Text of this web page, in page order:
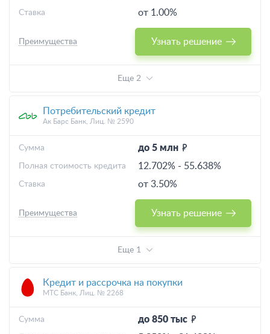
от 1.00%
Ставка
Узнать решение
Преимущества
Еще 2
Потребительский кредит
Ак Барс Банк, Лиц. № 2590
до 5 млн
Cумма
12.702% - 55.638%
Полная стоимость кредита
от 3.50%
Ставка
Узнать решение
Преимущества
Еще 1
Кредит и рассрочка на покупки
МТС Банк, Лиц. № 2268
до 850 тыс
Cумма